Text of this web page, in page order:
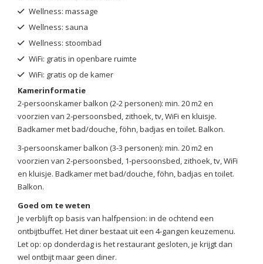
Wellness: massage
Wellness: sauna
Wellness: stoombad
WiFi: gratis in openbare ruimte
WiFi: gratis op de kamer
Kamerinformatie
2-persoonskamer balkon (2-2 personen): min. 20 m2 en
voorzien van 2-persoonsbed, zithoek, tv, WiFi en kluisje.
Badkamer met bad/douche, föhn, badjas en toilet. Balkon.
3-persoonskamer balkon (3-3 personen): min. 20 m2 en
voorzien van 2-persoonsbed, 1-persoonsbed, zithoek, tv, WiFi
en kluisje. Badkamer met bad/douche, föhn, badjas en toilet.
Balkon.
Goed om te weten
Je verblijft op basis van halfpension: in de ochtend een
ontbijtbuffet. Het diner bestaat uit een 4-gangen keuzemenu.
Let op: op donderdag is het restaurant gesloten, je krijgt dan
wel ontbijt maar geen diner.